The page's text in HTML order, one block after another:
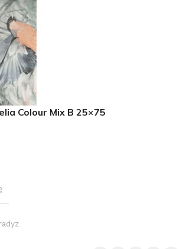
Colour Mix B 25×75